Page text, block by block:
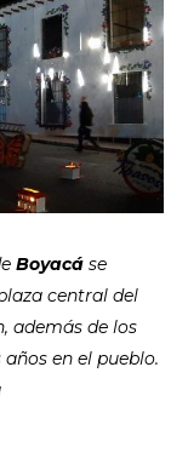
Boyacá se
central del
además de los
en el pueblo.